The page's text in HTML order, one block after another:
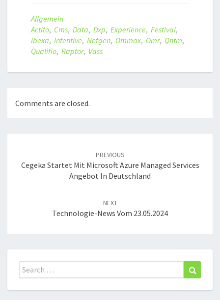
Allgemein
Actito, Cms, Data, Dxp, Experience, Festival,
Ibexa, Intentive, Netgen, Ommax, Omr, Qntm,
Qualifio, Raptor, Vass
Comments are closed.
PREVIOUS
Cegeka Startet Mit Microsoft Azure Managed Services
Angebot In Deutschland
NEXT
Technologie-News Vom 23.05.2024
Search
for: